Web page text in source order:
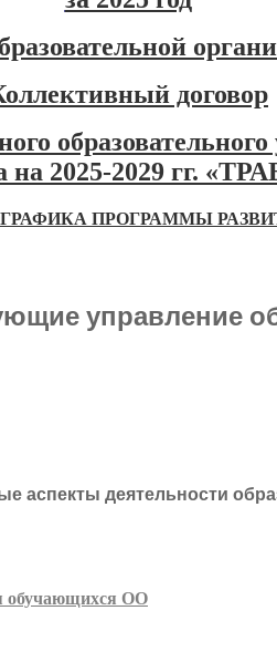
договор
на 2025-2029 гг.
ПРОГРАММЫ
управление
деятельности
обучающихся ОО